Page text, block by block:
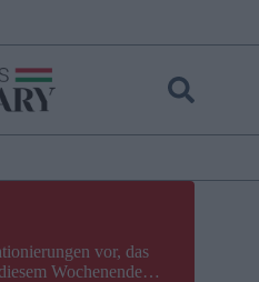
vor, das
Wochenende